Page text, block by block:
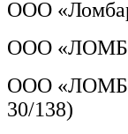
ООО
ООО
ООО
30/138)